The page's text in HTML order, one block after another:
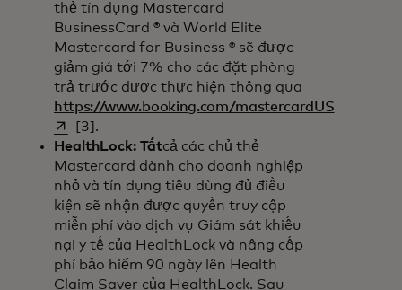
thẻ tín dụng Mastercard
BusinessCard ® và World Elite
Mastercard for Business ® sẽ được
giảm giá tới 7% cho các đặt phòng
trả trước được thực hiện thông qua
https://www.booking.com/mastercardUS
opens in a new tab
[3].
HealthLock: Tấtcả các chủ thẻ
Mastercard dành cho doanh nghiệp
nhỏ và tín dụng tiêu dùng đủ điều
kiện sẽ nhận được quyền truy cập
miễn phí vào dịch vụ Giám sát khiếu
nại y tế của HealthLock và nâng cấp
phí bảo hiểm 90 ngày lên Health
Claim Saver của HealthLock. Sau